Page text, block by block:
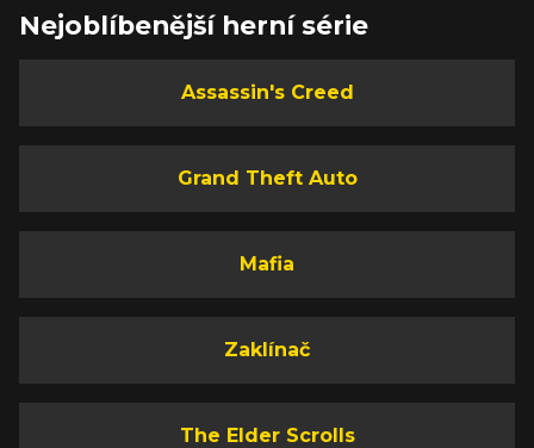
Nejoblíbenější herní série
Assassin's Creed
Grand Theft Auto
Mafia
Zaklínač
The Elder Scrolls